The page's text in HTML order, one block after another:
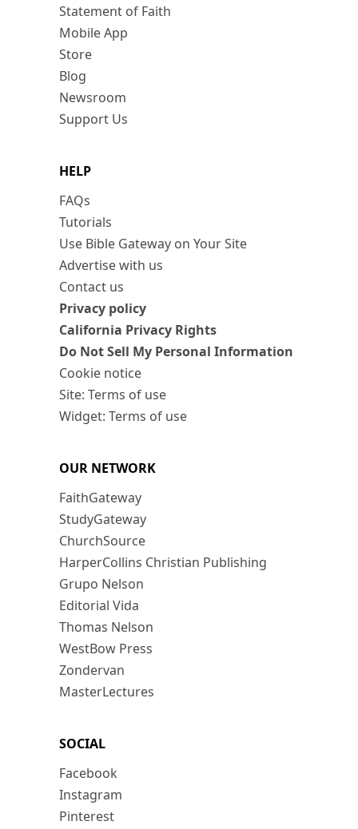
Statement of Faith
Mobile App
Store
Blog
Newsroom
Support Us
HELP
FAQs
Tutorials
Use Bible Gateway on Your Site
Advertise with us
Contact us
Privacy policy
California Privacy Rights
Do Not Sell My Personal Information
Cookie notice
Site: Terms of use
Widget: Terms of use
OUR NETWORK
FaithGateway
StudyGateway
ChurchSource
HarperCollins Christian Publishing
Grupo Nelson
Editorial Vida
Thomas Nelson
WestBow Press
Zondervan
MasterLectures
SOCIAL
Facebook
Instagram
Pinterest